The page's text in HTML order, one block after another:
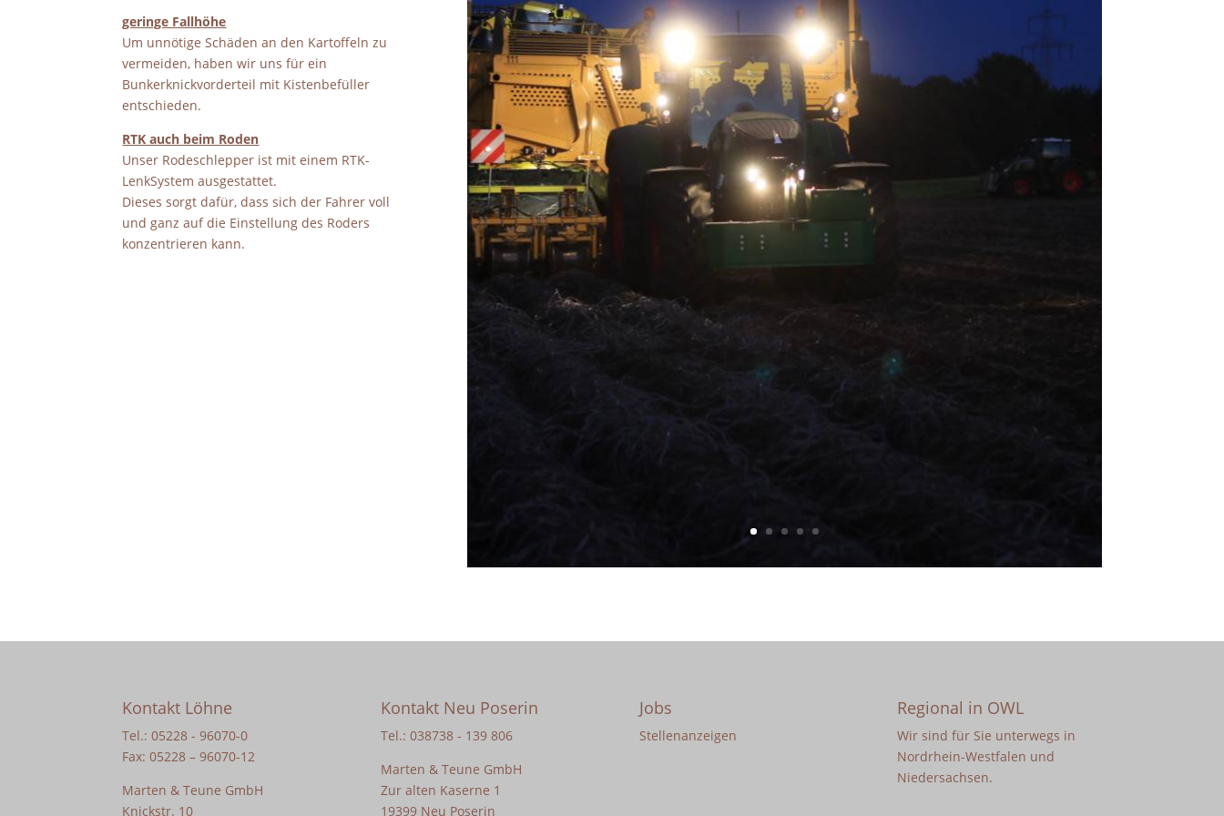
geringe Fallhöhe
Um unnötige Schäden an den Kartoffeln zu
vermeiden, haben wir uns für ein
Bunkerknickvorderteil mit Kistenbefüller
entschieden.
RTK auch beim Roden
Unser Rodeschlepper ist mit einem RTK-
LenkSystem ausgestattet.
Dieses sorgt dafür, dass sich der Fahrer voll
und ganz auf die Einstellung des Roders
konzentrieren kann.
Kontakt Löhne
Tel.: 05228 - 96070-0
Fax: 05228 – 96070-12
Marten & Teune GmbH
Knickstr. 10
Kontakt Neu Poserin
Tel.: 038738 - 139 806
Marten & Teune GmbH
Zur alten Kaserne 1
19399 Neu Poserin
Jobs
Stellenanzeigen
Regional in OWL
Wir sind für Sie unterwegs in
Nordrhein-Westfalen und
Niedersachsen.